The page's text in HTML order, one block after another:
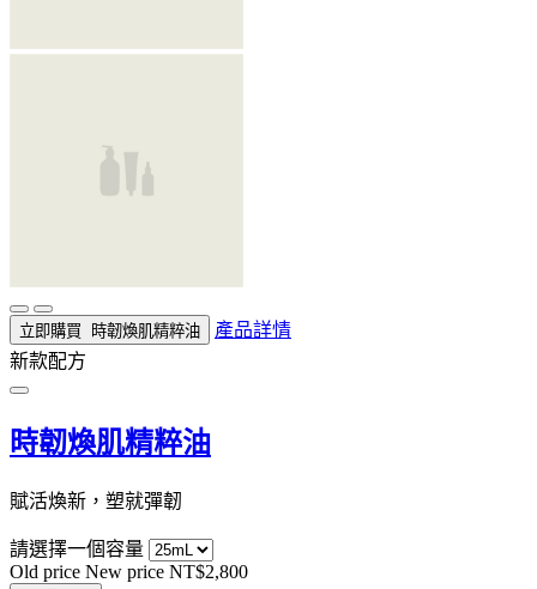
立即購買 時韌煥肌精粹油
產品詳情
新款配方
時韌煥肌精粹油
賦活煥新，塑就彈韌
請選擇一個容量
Old price New price NT$2,800